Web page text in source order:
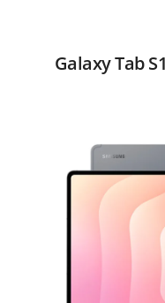
Galaxy Tab